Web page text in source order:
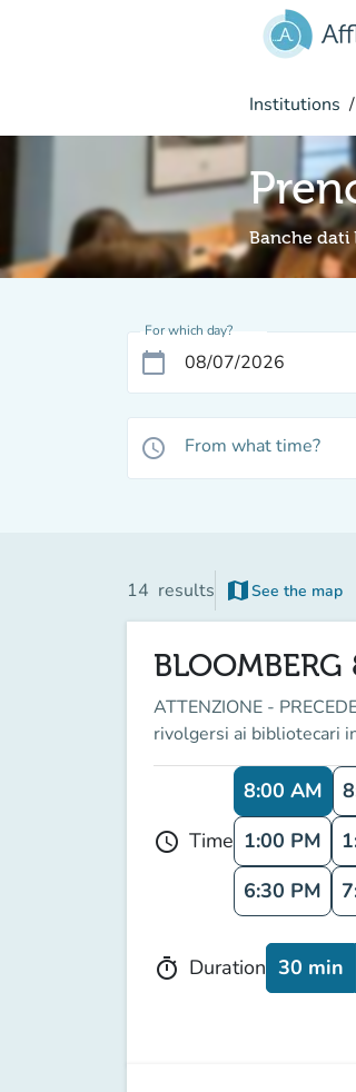
Institutions
Banche dati
For which day?
calendar_today
access_time From what time?
14 results map See the map
(new tab)
BLOOMBERG
ATTENZIONE -
rivolgersi ai bibliotecari
schedule Time
8:00 AM
1:00 PM
6:30 PM
timer Duration 30 min